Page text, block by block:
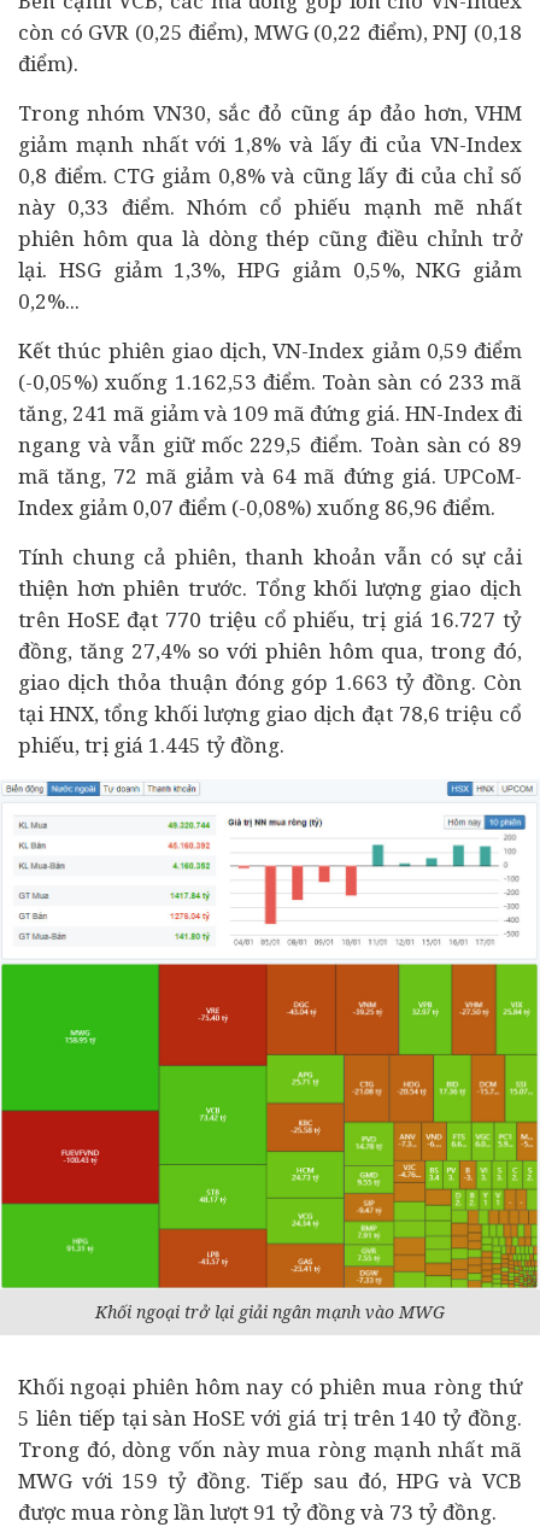
còn có GVR (0,25 điểm), MWG (0,22 điểm), PNJ (0,18
điểm).
Trong nhóm VN30, sắc đỏ cũng áp đảo hơn, VHM
giảm mạnh nhất với 1,8% và lấy đi của VN-Index
0,8 điểm. CTG giảm 0,8% và cũng lấy đi của chỉ số
này 0,33 điểm. Nhóm cổ phiếu mạnh mẽ nhất
phiên hôm qua là dòng thép cũng điều chỉnh trở
lại. HSG giảm 1,3%, HPG giảm 0,5%, NKG giảm
0,2%...
Kết thúc phiên giao dịch, VN-Index giảm 0,59 điểm
(-0,05%) xuống 1.162,53 điểm. Toàn sàn có 233 mã
tăng, 241 mã giảm và 109 mã đứng giá. HN-Index đi
ngang và vẫn giữ mốc 229,5 điểm. Toàn sàn có 89
mã tăng, 72 mã giảm và 64 mã đứng giá. UPCoM-
Index giảm 0,07 điểm (-0,08%) xuống 86,96 điểm.
Tính chung cả phiên, thanh khoản vẫn có sự cải
thiện hơn phiên trước. Tổng khối lượng giao dịch
trên HoSE đạt 770 triệu cổ phiếu, trị giá 16.727 tỷ
đồng, tăng 27,4% so với phiên hôm qua, trong đó,
giao dịch thỏa thuận đóng góp 1.663 tỷ đồng. Còn
tại HNX, tổng khối lượng giao dịch đạt 78,6 triệu cổ
phiếu, trị giá 1.445 tỷ đồng.
Khối ngoại trở lại giải ngân mạnh vào MWG
Khối ngoại phiên hôm nay có phiên mua ròng thứ
5 liên tiếp tại sàn HoSE với giá trị trên 140 tỷ đồng.
Trong đó, dòng vốn này mua ròng mạnh nhất mã
MWG với 159 tỷ đồng. Tiếp sau đó, HPG và VCB
được mua ròng lần lượt 91 tỷ đồng và 73 tỷ đồng.